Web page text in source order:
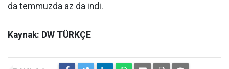
da temmuzda az da indi.
Kaynak: DW TÜRKÇE